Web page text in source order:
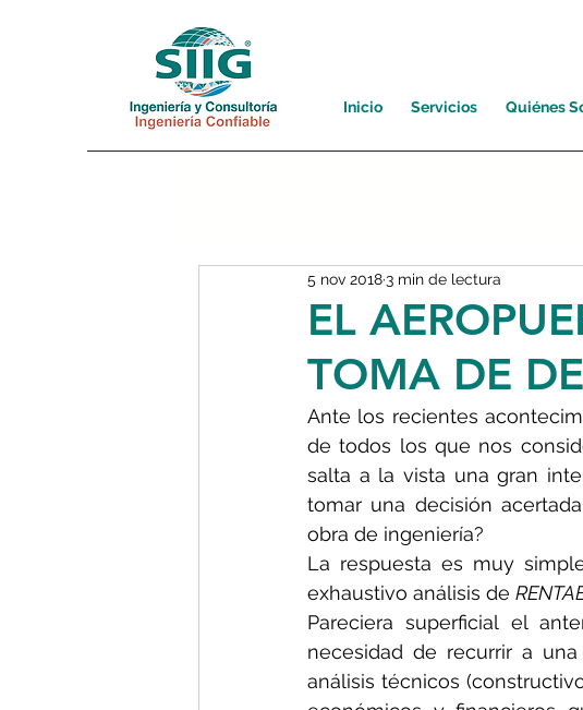
Inicio Servicios Quiénes
EL
TOMA DE
5 nov 20183 min de lectura
Ante los recientes
de todos los que nos
salta a la vista una gran
tomar una decisión
obra de ingeniería?
La respuesta es muy
exhaustivo análisis de
Pareciera superficial el
necesidad de recurrir a una
análisis técnicos